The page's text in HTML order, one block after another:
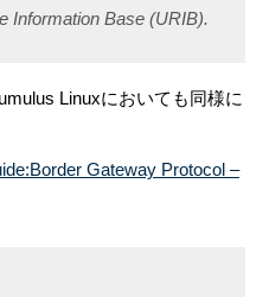
Information Base (URIB).
Linuxにおいても同様に
Gateway Protocol –